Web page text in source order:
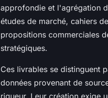
approfondie et l'agrégation
études de marché, cahiers
propositions commerciales
stratégiques.
Ces livrables se distinguent
données provenant de